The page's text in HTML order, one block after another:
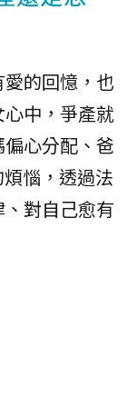
的回憶，也
中，爭產就
心分配、爸
惱，透過法
對自己愈有